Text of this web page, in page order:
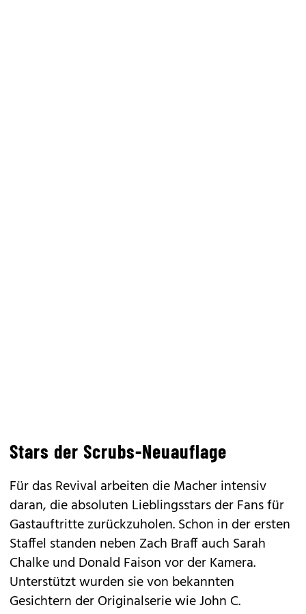
Stars der Scrubs-Neuauflage
Für das Revival arbeiten die Macher intensiv
daran, die absoluten Lieblingsstars der Fans für
Gastauftritte zurückzuholen. Schon in der ersten
Staffel standen neben Zach Braff auch Sarah
Chalke und Donald Faison vor der Kamera.
Unterstützt wurden sie von bekannten
Gesichtern der Originalserie wie John C.